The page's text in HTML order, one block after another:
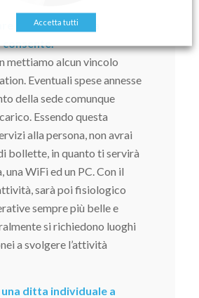
da casa se la tua
mettiamo alcun vincolo
Eventuali spese annesse
della sede comunque
Essendo questa
alla persona, non avrai
bollette, in quanto ti servirà
una WiFi ed un PC. Con il
sarà poi fisiologico
sempre più belle e
si richiedono luoghi
a svolgere l’attività
una ditta individuale a
Accetta tutti